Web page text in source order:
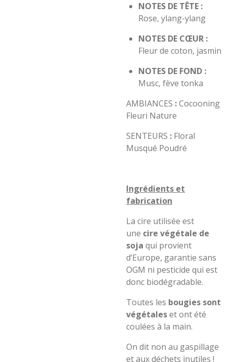
NOTES DE TÊTE :
Rose, ylang-ylang
NOTES DE CŒUR :
Fleur de coton, jasmin
NOTES DE FOND :
Musc, fève tonka
AMBIANCES :Cocooning
Fleuri Nature
SENTEURS : Floral
Musqué Poudré
Ingrédients et
fabrication
La cire utilisée est
une cire végétale de
soja qui provient
d’Europe, garantie sans
OGM ni pesticide qui est
donc biodégradable.
Toutes les bougies sont
végétaleset ont été
coulées à la main.
On dit non au gaspillage
et aux déchets inutiles !